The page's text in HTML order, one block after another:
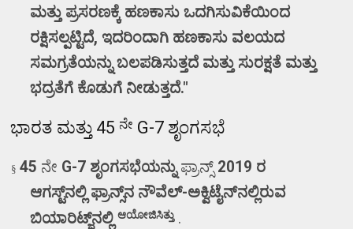
ಮತ್ತು ಪ್ರಸರಣಕ್ಕೆ ಹಣಕಾಸು ಒದಗಿಸುವಿಕೆಯಿಂದ
ರಕ್ಷಿಸಲ್ಪಟ್ಟಿದೆ, ಇದರಿಂದಾಗಿ ಹಣಕಾಸು ವಲಯದ
ಸಮಗ್ರತೆಯನ್ನು ಬಲಪಡಿಸುತ್ತದೆ ಮತ್ತು ಸುರಕ್ಷತೆ ಮತ್ತು
ಭದ್ರತೆಗೆ ಕೊಡುಗೆ ನೀಡುತ್ತದೆ."
ಭಾರತ ಮತ್ತು 45 ನೇ G-7 ಶೃಂಗಸಭೆ
§ 45 ನೇ G-7 ಶೃಂಗಸಭೆಯನ್ನು ಫ್ರಾನ್ಸ್ 2019 ರ
ಆಗಸ್ಟ್‌ನಲ್ಲಿ ಫ್ರಾನ್ಸ್‌ನ ನೌವೆಲ್-ಅಕ್ವಿಟೈನ್‌ನಲ್ಲಿರುವ
ಬಿಯಾರಿಟ್ಜ್‌ನಲ್ಲಿ ಆಯೋಜಿಸಿತ್ತು.